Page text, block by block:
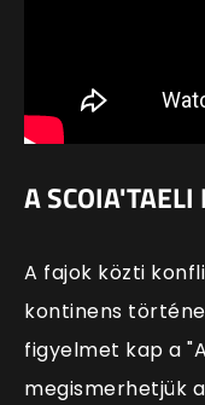
A SCOIA'TAELI
A fajok közti
kontinens
figyelmet kap a
megismerhetjük